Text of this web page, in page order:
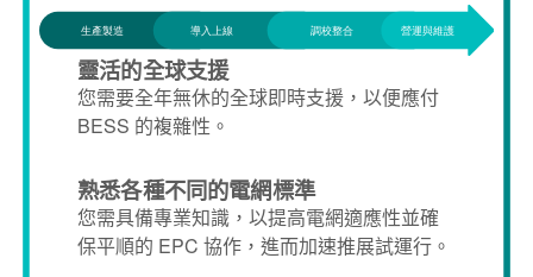
靈活的全球支援
您需要全年無休的全球即時支援，以便應付
BESS 的複雜性。
熟悉各種不同的電網標準
您需具備專業知識，以提高電網適應性並確
保平順的 EPC 協作，進而加速推展試運行。